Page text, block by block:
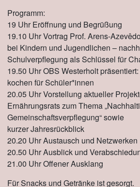
Programm:
19 Uhr Eröffnung und Begrüßung
19.10 Uhr Vortrag Prof. Arens-
bei Kindern und Jugendlichen –
Schulverpflegung als Schlüssel für
19.50 Uhr OBS Westerholt
kochen für Schüler*innen
20.05 Uhr Vorstellung aktueller
Ernährungsrats zum Thema
Gemeinschaftsverpflegung“ sowie
kurzer Jahresrückblick
20.20 Uhr Austausch und Netzwerken
20.50 Uhr Ausblick und
21.00 Uhr Offener Ausklang
Für Snacks und Getränke ist gesorgt.